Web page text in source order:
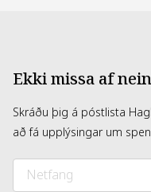
Ekki missa af
Skráðu þig á póstlista
að fá upplýsingar um